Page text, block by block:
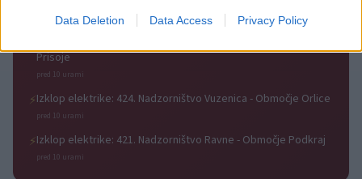
Data Deletion Data Access Privacy Policy
pred 10 urami
Prisoje
pred 10 urami
⚡Izklop elektrike: 424. Nadzorništvo Vuzenica - Območje Orlice
pred 10 urami
⚡Izklop elektrike: 421. Nadzorništvo Ravne - Območje Podkraj
pred 10 urami